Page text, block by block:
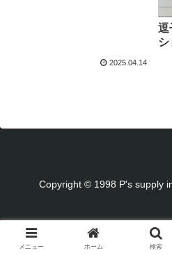
2025.04.14
逗
Copyright © 1998 P's supply
メニュー ホーム 検索